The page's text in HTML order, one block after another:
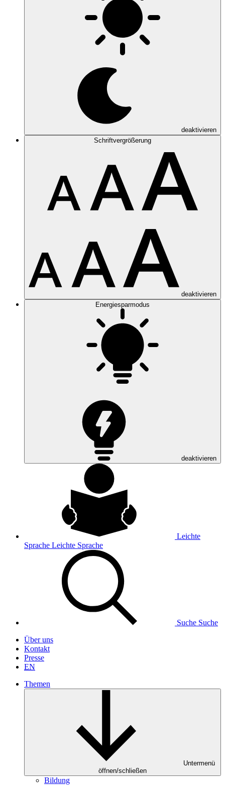
deaktivieren
Schriftvergrößerung
deaktivieren
Energiesparmodus
deaktivieren
Leichte
Sprache Leichte Sprache
Suche Suche
Über uns
Kontakt
Presse
EN
Themen
Untermenü
öffnen/schließen
Bildung